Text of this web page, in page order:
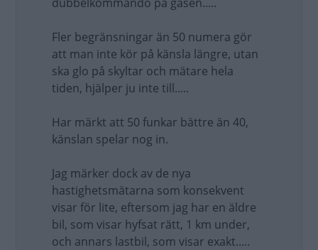
Fler begränsningar än 50 numera gör
att man inte kör på känsla längre, utan
ska glo på skyltar och mätare hela
tiden, hjälper ju inte till.....
Har märkt att 50 funkar bättre än 40,
känslan spelar nog in.
Jag märker dock av de nya
hastighetsmätarna som konsekvent
visar för lite, eftersom jag har en äldre
bil, som visar hyfsat rätt, 1 km under,
och annars lastbil, som visar exakt.....